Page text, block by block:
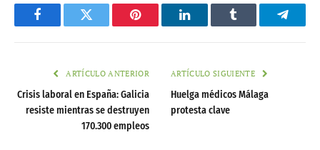
FacebookTwitter Pinterest LinkedInTumblr
ARTÍCULO ANTERIOR
Crisis laboral en España: Galicia
resiste mientras se destruyen
170.300 empleos
ARTÍCULO SIGUIENTE
Huelga médicos Málaga
protesta clave